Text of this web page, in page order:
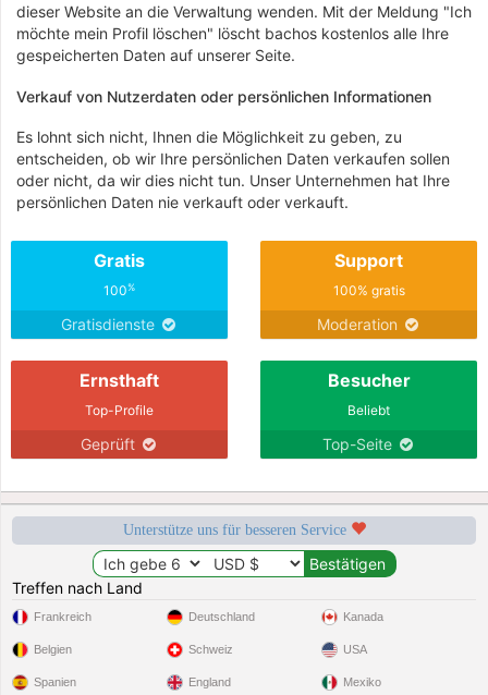
dieser Website an die Verwaltung wenden. Mit der Meldung "Ich
möchte mein Profil löschen" löscht bachos kostenlos alle Ihre
gespeicherten Daten auf unserer Seite.
Verkauf von Nutzerdaten oder persönlichen Informationen
Es lohnt sich nicht, Ihnen die Möglichkeit zu geben, zu
entscheiden, ob wir Ihre persönlichen Daten verkaufen sollen
oder nicht, da wir dies nicht tun. Unser Unternehmen hat Ihre
persönlichen Daten nie verkauft oder verkauft.
Gratis
100%
Gratisdienste
Support
100% gratis
Moderation
Ernsthaft
Top-Profile
Geprüft
Besucher
Beliebt
Top-Seite
Unterstütze uns für besseren Service
Treffen nach Land
Frankreich
Belgien
Spanien
Deutschland
Schweiz
England
Kanada
USA
Mexiko